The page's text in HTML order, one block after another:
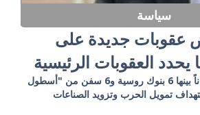
سياسة
عقوبات جديدة على
يحدد العقوبات الرئيسية
العقوبات تشمل 19 كياناً بينها 6 بنوك روسية و6 سفن من "أسطول
تمويل الحرب وتزويد الصناعات